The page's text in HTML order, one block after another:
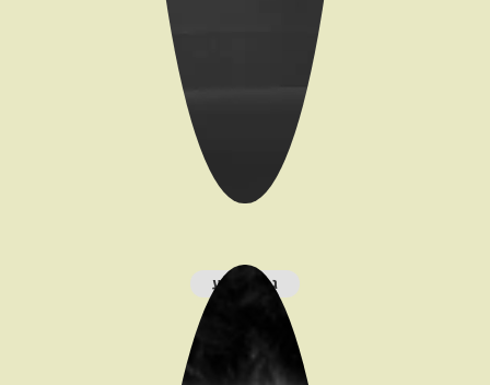
גברת רביע